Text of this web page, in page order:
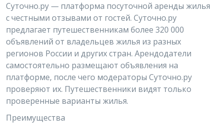
Суточно.ру — платформа посуточной аренды жилья
с честными отзывами от гостей. Суточно.ру
предлагает путешественникам более 320 000
объявлений от владельцев жилья из разных
регионов России и других стран. Арендодатели
самостоятельно размещают объявления на
платформе, после чего модераторы Суточно.ру
проверяют их. Путешественники видят только
проверенные варианты жилья.
Преимущества